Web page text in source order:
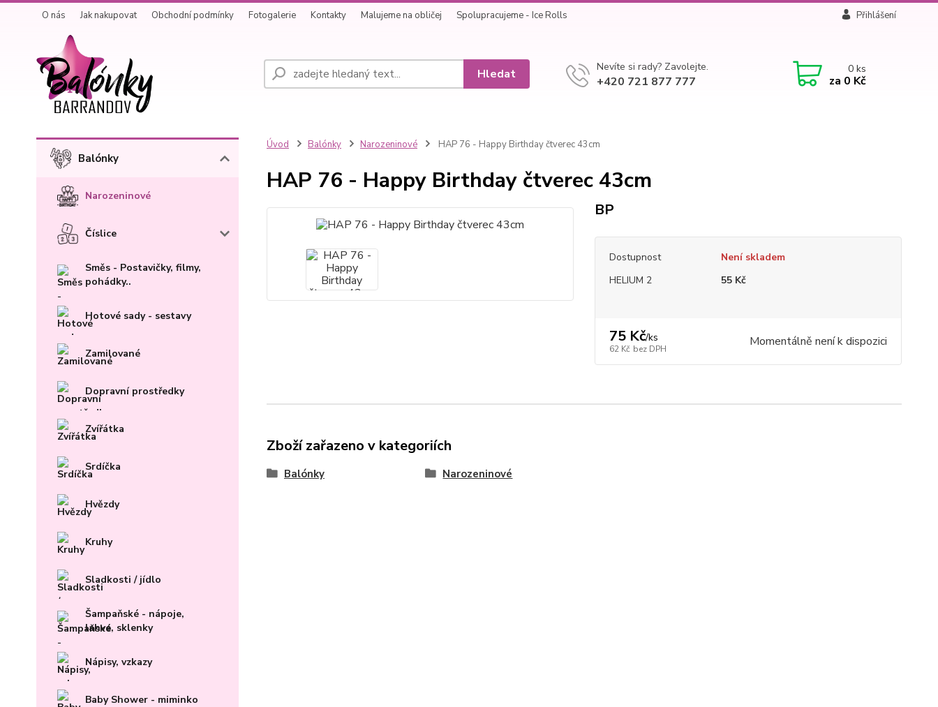
O nás Jak nakupovat Obchodní podmínky Fotogalerie Kontakty Malujeme na obličej Spolupracujeme - Ice Rolls Přihlášení
Hledat Nevíte si rady? Zavolejte.
+420 721 877 777
0ks
za 0 Kč
Balónky
Narozeninové
Číslice
Směs - Postavičky, filmy,
pohádky..
Hotové sady - sestavy
Zamilované
Dopravní prostředky
Zvířátka
Srdíčka
Hvězdy
Kruhy
Sladkosti / jídlo
Šampaňské - nápoje,
lahve, sklenky
Nápisy, vzkazy
Baby Shower - miminko
Úvod Balónky Narozeninové HAP 76 - Happy Birthday čtverec 43cm
HAP 76 - Happy Birthday čtverec 43cm
BP
Dostupnost
Není skladem
HELIUM 2
55 Kč
75 Kč/ks
62 Kč bez DPH Momentálně není k dispozici
Zboží zařazeno v kategoriích
Balónky Narozeninové